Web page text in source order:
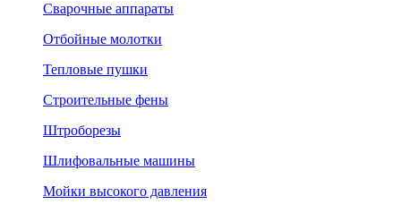
Сварочные аппараты
Отбойные молотки
Тепловые пушки
Строительные фены
Штроборезы
Шлифовальные машины
Мойки высокого давления